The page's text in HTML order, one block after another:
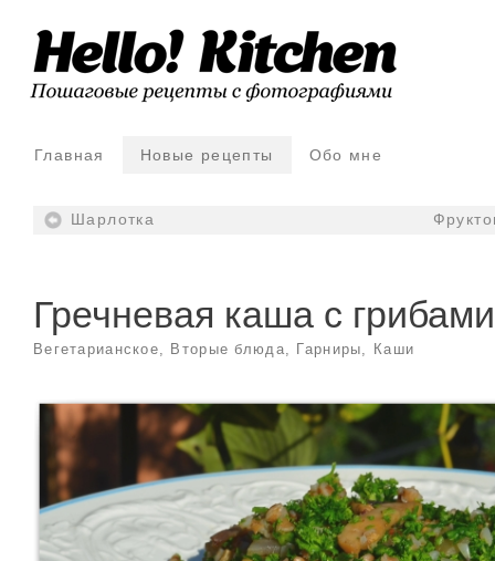
Главная Новые рецепты Обо мне
Шарлотка
Гречневая каша с грибами
Вегетарианское, Вторые блюда, Гарниры, Каши